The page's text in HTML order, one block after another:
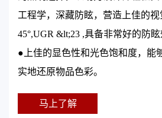
工程学，深藏防眩，营造上佳的
45°,UGR &lt;23 ,具备非常好的防眩
●上佳的显色性和光色饱和度，能
实地还原物品色彩。
马上了解